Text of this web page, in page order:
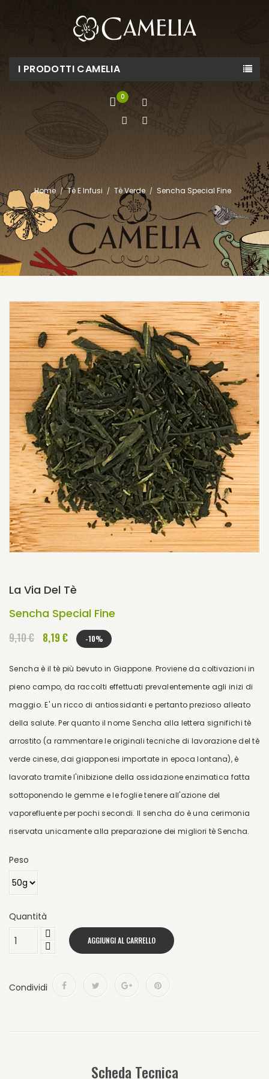
I PRODOTTI CAMELIA
0
Home Tè E Infusi Tè Verde Sencha Special Fine
Prezzo scontato
La Via Del Tè
Sencha Special Fine
9,10 € 8,19 € -10%
Sencha è il tè più bevuto in Giappone. Proviene da coltivazioni in
pieno campo, da raccolti effettuati prevalentemente agli inizi di
maggio. E' un ricco di antiossidanti e pertanto prezioso alleato
della salute. Per quanto il nome Sencha alla lettera significhi tè
arrostito (a rammentare le originali tecniche di lavorazione del tè
verde cinese, dai giapponesi importate in epoca lontana), è
lavorato tramite l'inibizione della ossidazione enzimatica fatta
sottoponendo le gemme e le foglie tenere all'azione del
vaporefluente per pochi secondi. Il sencha do è una cerimonia
riservata unicamente alla preparazione dei migliori tè Sencha.
Peso
Quantità
AGGIUNGI AL CARRELLO
Condividi
Scheda Tecnica